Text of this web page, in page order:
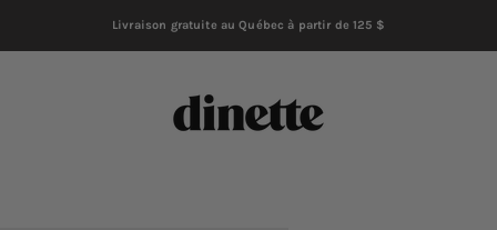
Livraison gratuite au Québec à partir de 125 $
Dînette magazine